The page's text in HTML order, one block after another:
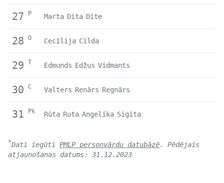
27 P Marta Dita Dite
28 O Cecīlija Cilda
29 T Edmunds Edžus Vidmants
30 C Valters Renārs Regnārs
31 Pk Rūta Ruta Angelika Sigita
*Dati iegūti PMLP personvārdu datubāzē. Pēdējais
atjaunošanas datums: 31.12.2023